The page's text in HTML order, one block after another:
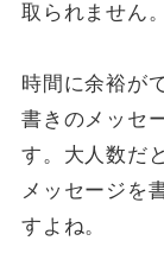
取られません。
時間に余裕が
書きのメッセ
す。大人数だ
メッセージを
すよね。